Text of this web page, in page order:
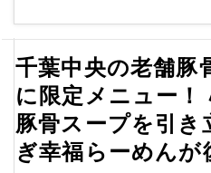
千葉中央の老舗豚
に限定メニュー！
豚骨スープを引
ぎ幸福らーめんが